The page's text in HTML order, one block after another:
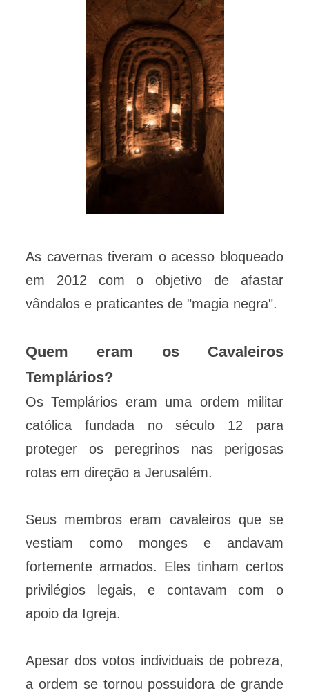
As cavernas tiveram o acesso bloqueado
em 2012 com o objetivo de afastar
vândalos e praticantes de "magia negra".
Quem eram os Cavaleiros
Templários?
Os Templários eram uma ordem militar
católica fundada no século 12 para
proteger os peregrinos nas perigosas
rotas em direção a Jerusalém.
Seus membros eram cavaleiros que se
vestiam como monges e andavam
fortemente armados. Eles tinham certos
privilégios legais, e contavam com o
apoio da Igreja.
Apesar dos votos individuais de pobreza,
a ordem se tornou possuidora de grande